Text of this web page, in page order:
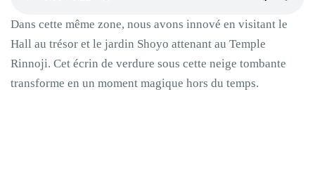
Dans cette même zone, nous avons innové en visitant le
Hall au trésor et le jardin Shoyo attenant au Temple
Rinnoji. Cet écrin de verdure sous cette neige tombante
transforme en un moment magique hors du temps.